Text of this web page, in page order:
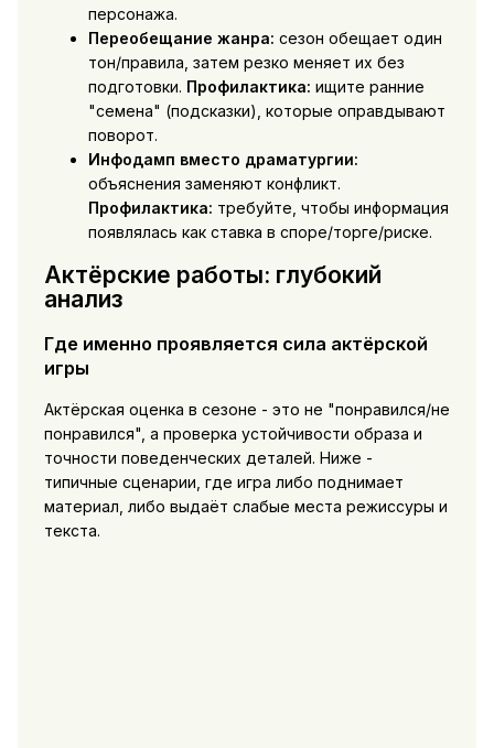
персонажа.
Переобещание жанра: сезон обещает один
тон/правила, затем резко меняет их без
подготовки. Профилактика: ищите ранние
"семена" (подсказки), которые оправдывают
поворот.
Инфодамп вместо драматургии:
объяснения заменяют конфликт.
Профилактика: требуйте, чтобы информация
появлялась как ставка в споре/торге/риске.
Актёрские работы: глубокий
анализ
Где именно проявляется сила актёрской
игры
Актёрская оценка в сезоне - это не "понравился/не
понравился", а проверка устойчивости образа и
точности поведенческих деталей. Ниже -
типичные сценарии, где игра либо поднимает
материал, либо выдаёт слабые места режиссуры и
текста.